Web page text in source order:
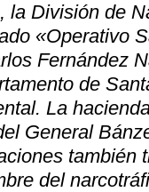
la División de
«Operativo
Fernández
de
La
General
también
del